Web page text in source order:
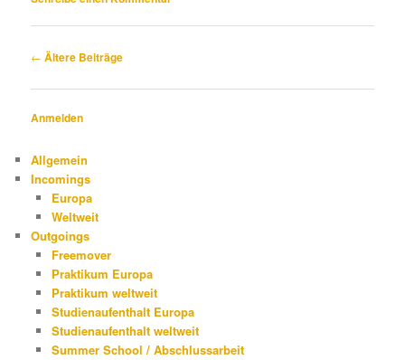
Beitragsnavigation
← Ältere Beiträge
Anmelden
Allgemein
Incomings
Europa
Weltweit
Outgoings
Freemover
Praktikum Europa
Praktikum weltweit
Studienaufenthalt Europa
Studienaufenthalt weltweit
Summer School / Abschlussarbeit